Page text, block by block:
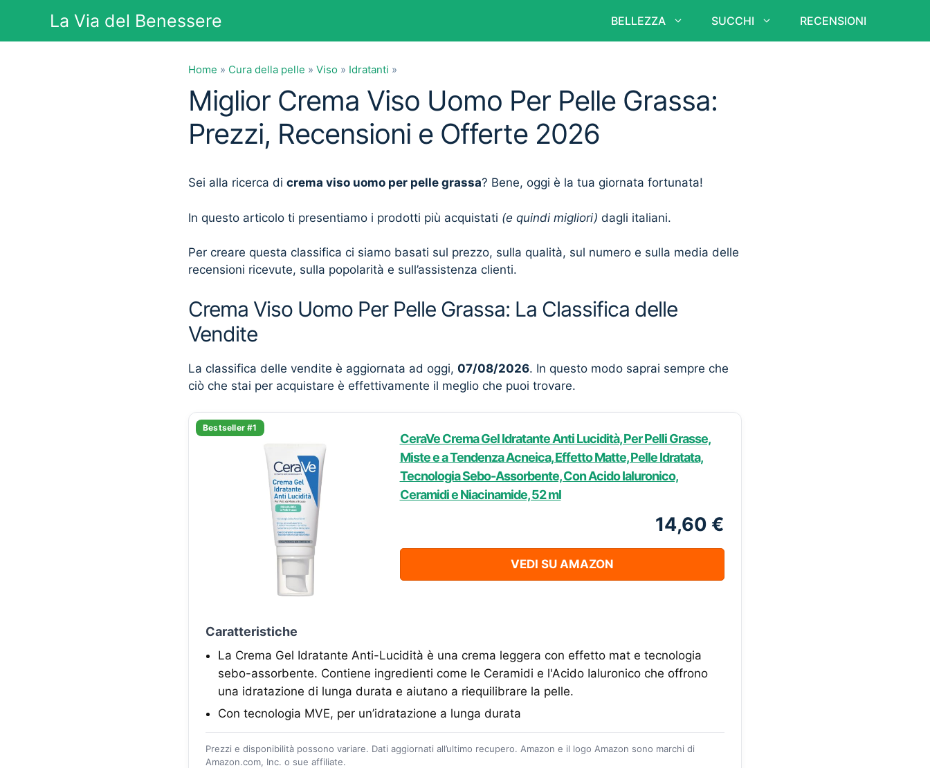
contenuto
La Via del Benessere BELLEZZA SUCCHI RECENSIONI
Home » Cura della pelle » Viso » Idratanti »
Miglior Crema Viso Uomo Per Pelle Grassa:
Prezzi, Recensioni e Offerte 2026
Sei alla ricerca di crema viso uomo per pelle grassa? Bene, oggi è la tua giornata fortunata!
In questo articolo ti presentiamo i prodotti più acquistati (e quindi migliori) dagli italiani.
Per creare questa classifica ci siamo basati sul prezzo, sulla qualità, sul numero e sulla media delle
recensioni ricevute, sulla popolarità e sull’assistenza clienti.
Crema Viso Uomo Per Pelle Grassa: La Classifica delle
Vendite
La classifica delle vendite è aggiornata ad oggi, 07/08/2026. In questo modo saprai sempre che
ciò che stai per acquistare è effettivamente il meglio che puoi trovare.
Bestseller #1
CeraVe Crema Gel Idratante Anti Lucidità, Per Pelli Grasse,
Miste e a Tendenza Acneica, Effetto Matte, Pelle Idratata,
Tecnologia Sebo-Assorbente, Con Acido Ialuronico,
Ceramidi e Niacinamide, 52 ml
14,60 €
VEDI SU AMAZON
Caratteristiche
La Crema Gel Idratante Anti-Lucidità è una crema leggera con effetto mat e tecnologia
sebo-assorbente. Contiene ingredienti come le Ceramidi e l'Acido Ialuronico che offrono
una idratazione di lunga durata e aiutano a riequilibrare la pelle.
Con tecnologia MVE, per un’idratazione a lunga durata
Prezzi e disponibilità possono variare. Dati aggiornati all’ultimo recupero. Amazon e il logo Amazon sono marchi di
Amazon.com, Inc. o sue affiliate.